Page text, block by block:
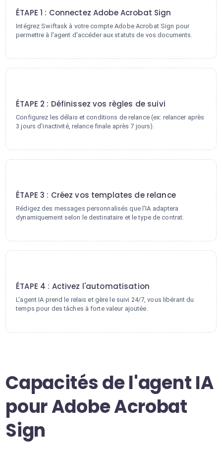
ÉTAPE 1 : Connectez Adobe Acrobat Sign
Intégrez Swiftask à votre compte Adobe Acrobat Sign pour
permettre à l'agent d'accéder aux statuts de vos documents.
ÉTAPE 2 : Définissez vos règles de suivi
Configurez les délais et conditions de relance (ex: relancer après
3 jours d'inactivité, relance finale après 7 jours).
ÉTAPE 3 : Créez vos templates de relance
Rédigez des messages personnalisés que l'IA adaptera
dynamiquement selon le destinataire et le type de contrat.
ÉTAPE 4 : Activez l'automatisation
L'agent IA prend le relais et gère le suivi 24/7, vous libérant du
temps pour des tâches à forte valeur ajoutée.
Capacités de l'agent IA
pour Adobe Acrobat
Sign